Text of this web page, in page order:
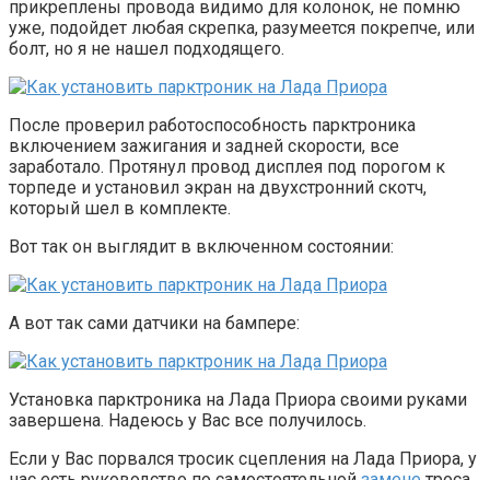
прикреплены провода видимо для колонок, не помню
уже, подойдет любая скрепка, разумеется покрепче, или
болт, но я не нашел подходящего.
После проверил работоспособность парктроника
включением зажигания и задней скорости, все
заработало. Протянул провод дисплея под порогом к
торпеде и установил экран на двухстронний скотч,
который шел в комплекте.
Вот так он выглядит в включенном состоянии:
А вот так сами датчики на бампере:
Установка парктроника на Лада Приора своими руками
завершена. Надеюсь у Вас все получилось.
Если у Вас порвался тросик сцепления на Лада Приора, у